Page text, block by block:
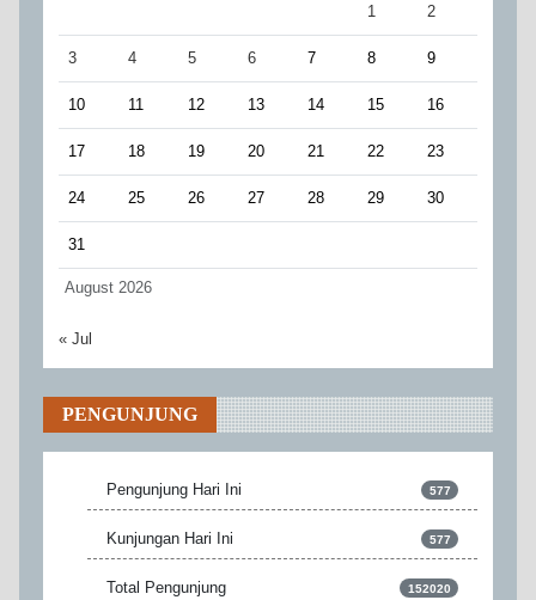
August 2026
1 2
3 4 5 6 7 8 9
10 11 12 13 14 15 16
17 18 19 20 21 22 23
24 25 26 27 28 29 30
31
« Jul
PENGUNJUNG
Pengunjung Hari Ini 577
Kunjungan Hari Ini 577
Total Pengunjung 152020